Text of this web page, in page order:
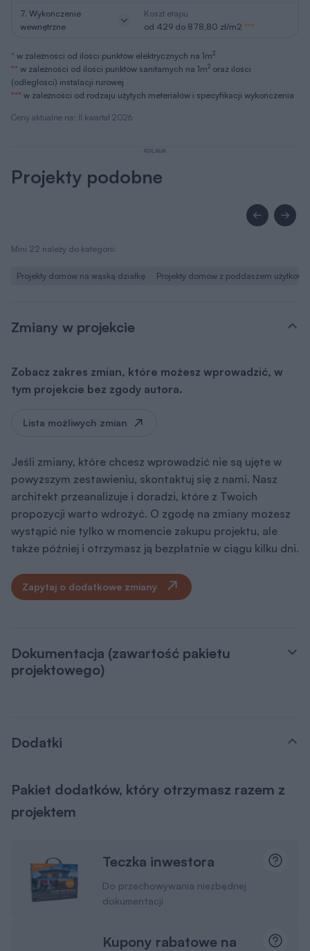
Ceny aktualne na: II kwartał 2026
7. Wykończenie
wewnętrzne
Koszt etapu
od 429 do 878,80 zł/m2 ***
* w zależności od ilości punktów elektrycznych na 1m2
** w zależności od ilości punktów sanitarnych na 1m2 oraz ilości
(odległości) instalacji rurowej
*** w zależności od rodzaju użytych meteriałów i specyfikacji wykończenia
REKLAMA
Projekty podobne
Mini 22 należy do kategorii:
Projekty domów na wąską działkę Projekty domów z poddaszem
Zmiany w projekcie
Zobacz zakres zmian, które możesz wprowadzić, w
tym projekcie bez zgody autora.
Lista możliwych zmian
Jeśli zmiany, które chcesz wprowadzić nie są ujęte w
powyższym zestawieniu, skontaktuj się z nami. Nasz
architekt przeanalizuje i doradzi, które z Twoich
propozycji warto wdrożyć. O zgodę na zmiany możesz
wystąpić nie tylko w momencie zakupu projektu, ale
także później i otrzymasz ją bezpłatnie w ciągu kilku dni.
Zapytaj o dodatkowe zmiany
Dokumentacja (zawartość pakietu
projektowego)
Dodatki
Pakiet dodatków, który otrzymasz razem z
projektem
Teczka inwestora
Do przechowywania niezbędnej
dokumentacji
Kupony rabatowe na